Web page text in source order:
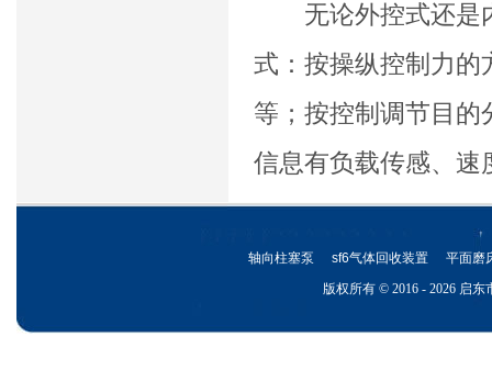
无论外控式还是内
式：按操纵控制力的
等；按控制调节目的
信息有负载传感、速
轴向柱塞泵 sf6气体回收装置
平面磨
版权所有 © 2016 - 2026 启